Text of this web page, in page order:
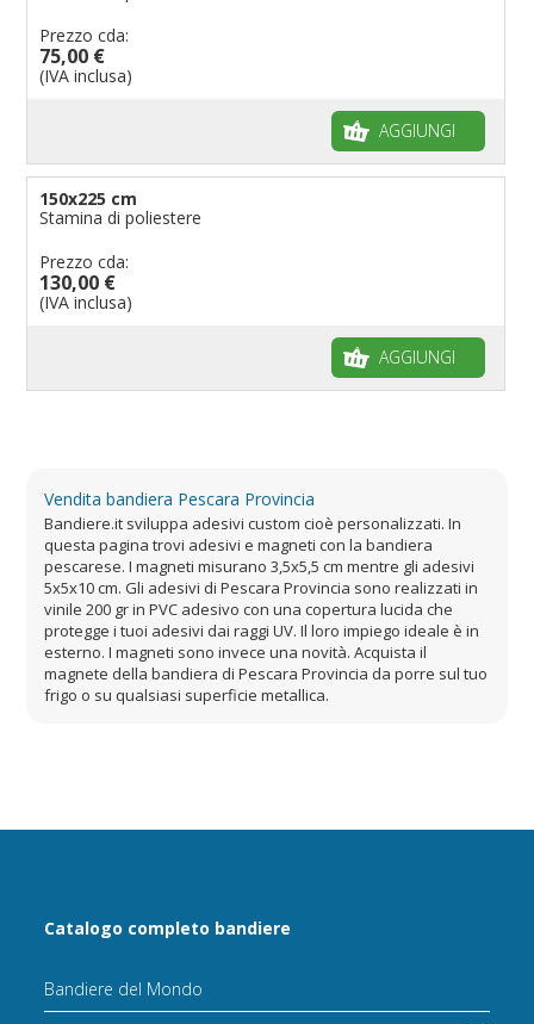
Prezzo cda:
75,00 €
(IVA inclusa)
AGGIUNGI
150x225 cm
Stamina di poliestere
Prezzo cda:
130,00 €
(IVA inclusa)
AGGIUNGI
Vendita bandiera Pescara Provincia
Bandiere.it sviluppa adesivi custom cioè personalizzati. In
questa pagina trovi adesivi e magneti con la bandiera
pescarese. I magneti misurano 3,5x5,5 cm mentre gli adesivi
5x5x10 cm. Gli adesivi di Pescara Provincia sono realizzati in
vinile 200 gr in PVC adesivo con una copertura lucida che
protegge i tuoi adesivi dai raggi UV. Il loro impiego ideale è in
esterno. I magneti sono invece una novità. Acquista il
magnete della bandiera di Pescara Provincia da porre sul tuo
frigo o su qualsiasi superficie metallica.
Catalogo completo bandiere
Bandiere del Mondo